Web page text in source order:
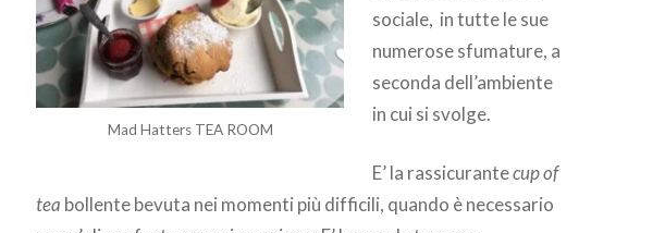
Mad Hatters TEA ROOM
sociale, in tutte le sue
numerose sfumature, a
seconda dell’ambiente
in cui si svolge.
E’ la rassicurantecup of
tea bollente bevuta nei momenti più difficili, quando è necessario